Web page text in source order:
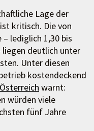
Lage der
kritisch. Die von
lediglich 1,30 bis
liegen deutlich unter
Unter diesen
kostendeckend
warnt:
würden viele
fünf Jahre